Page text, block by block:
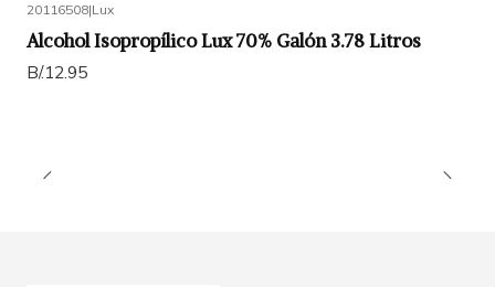
20116508|Lux
Alcohol Isopropílico Lux 70% Galón 3.78 Litros
B/.12.95